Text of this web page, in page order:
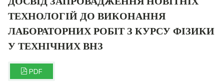
ТЕХНОЛОГІЙ ДО ВИКОНАННЯ
ЛАБОРАТОРНИХ РОБІТ З КУРСУ ФІЗИКИ
У ТЕХНІЧНИХ ВНЗ
PDF